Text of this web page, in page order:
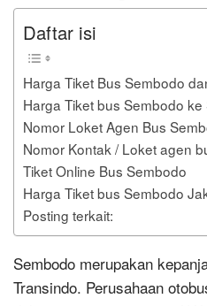
Daftar isi
Harga Tiket Bus Sembodo
Harga Tiket bus Sembodo
Nomor Loket Agen Bus
Nomor Kontak / Loket agen
Tiket Online Bus Sembodo
Harga Tiket bus Sembodo
Posting terkait:
Sembodo merupakan
Transindo. Perusahaan